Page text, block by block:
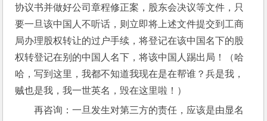
协议书并做好公司章程修正案，股东会决议等文件，只
要一旦该中国人不听话，则立即将上述文件提交到工商
局办理股权转让的过户手续，将登记在该中国名下的股
权转登记在别的中国人名下，将该中国人踢出局！（哈
哈，写到这里，我都不知道我现在是在帮谁？兵是我，
贼也是我，我一世英名，毁在这里啦！）
再咨询：一旦发生对第三方的责任，应该是由显名